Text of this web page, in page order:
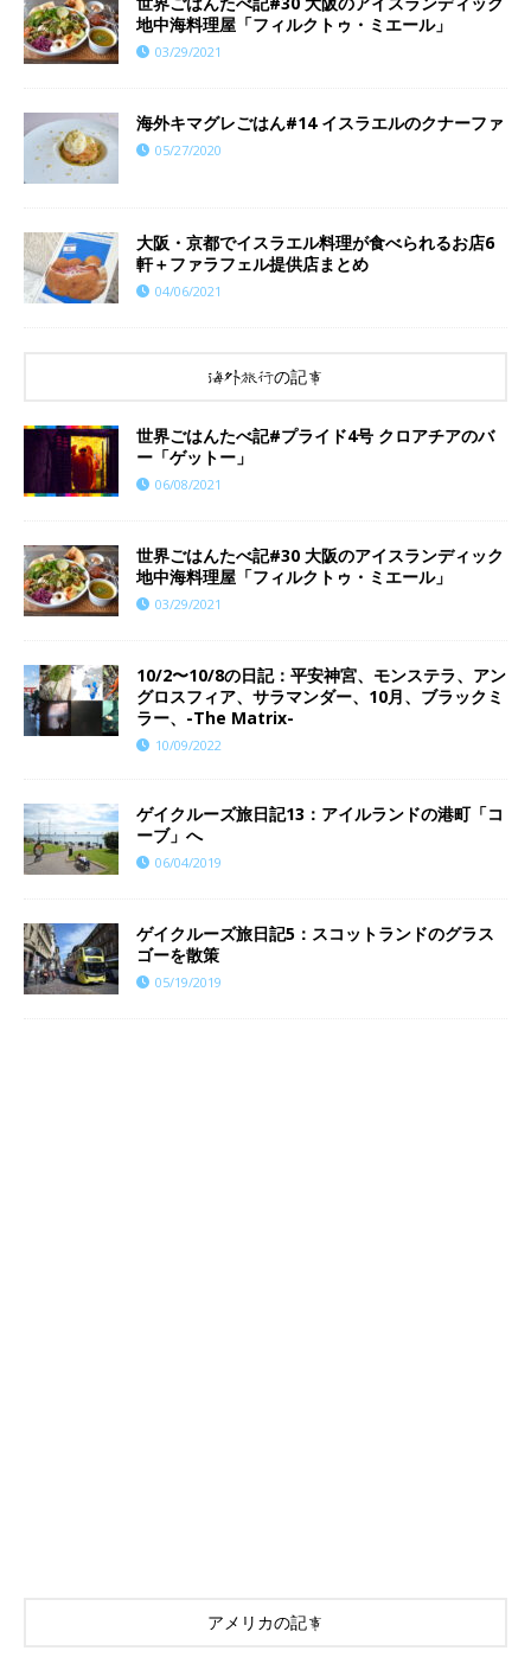
地中海料理屋「フィルクトゥ・ミエール」
03/29/2021
海外キマグレごはん#14 イスラエルのクナーファ
05/27/2020
大阪・京都でイスラエル料理が食べられるお店6
軒＋ファラフェル提供店まとめ
04/06/2021
海外旅行の記事
世界ごはんたべ記#プライド4号 クロアチアのバ
ー「ゲットー」
06/08/2021
世界ごはんたべ記#30 大阪のアイスランディック
地中海料理屋「フィルクトゥ・ミエール」
03/29/2021
10/2〜10/8の日記：平安神宮、モンステラ、アン
グロスフィア、サラマンダー、10月、ブラックミ
ラー、-The Matrix-
10/09/2022
ゲイクルーズ旅日記13：アイルランドの港町「コ
ーブ」へ
06/04/2019
ゲイクルーズ旅日記5：スコットランドのグラス
ゴーを散策
05/19/2019
アメリカの記事